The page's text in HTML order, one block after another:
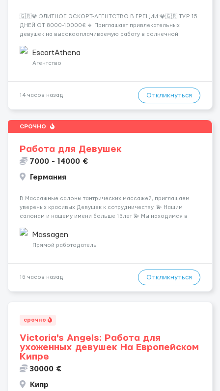
🇬🇷💎 ЭЛИТНОЕ ЭСКОРТ-АГЕНТСТВО В ГРЕЦИИ 💎🇬🇷 ТУР 15
ДНЕЙ ОТ 8000-10000€ 🔹 Приглашает привлекательных
девушек на высокооплачиваемую работу в солнечной
хорошие деньги 💶 — это предложение для тебя! 🔹
Требования: ✔️ Возраст от ...
EscortAthena
Агентство
14 часов назад Откликнуться
СРОЧНО
Работа для Девушек
7000 - 14000 €
Германия
В Массажные салоны тантрических массажей, приглашаем
увереных красивых Девушек к сотрудничеству. 💫 Нашим
салонам и нашему имени больше 13лет 💫 Мы находимся в
заработная плата 💚Мы гарантируем Наличие работы. Поток 💝
incall / Out...
Massagen
Прямой работодатель
16 часов назад Откликнуться
срочно
Victoria's Angels: Работа для
ухоженных девушек На Европейском
Кипре
30000 €
Кипр